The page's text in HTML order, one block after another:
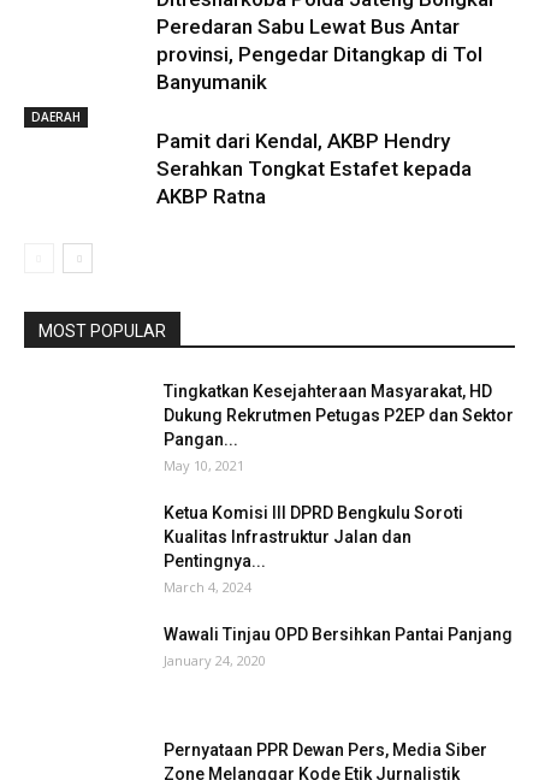
Peredaran Sabu Lewat Bus Antar
provinsi, Pengedar Ditangkap di Tol
Banyumanik
DAERAH
Pamit dari Kendal, AKBP Hendry
Serahkan Tongkat Estafet kepada
AKBP Ratna
MOST POPULAR
Tingkatkan Kesejahteraan Masyarakat, HD
Dukung Rekrutmen Petugas P2EP dan Sektor
Pangan...
May 10, 2021
Ketua Komisi III DPRD Bengkulu Soroti
Kualitas Infrastruktur Jalan dan
Pentingnya...
March 4, 2024
Wawali Tinjau OPD Bersihkan Pantai Panjang
January 24, 2020
Pernyataan PPR Dewan Pers, Media Siber
Zone Melanggar Kode Etik Jurnalistik